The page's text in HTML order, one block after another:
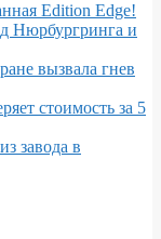
Edition Edge!
Нюрбургринга и
вызвала гнев
стоимость за 5
завода в